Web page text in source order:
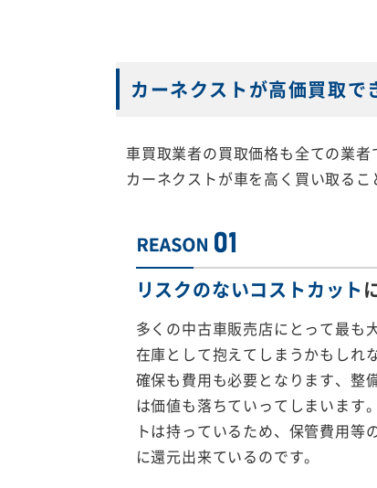
カーネクストが高価買取で
車買取業者の買取価格も全ての業
カーネクストが車を高く買い取る
リスクのないコストカット
多くの中古車販売店にとって最も
在庫として抱えてしまうかもしれ
確保も費用も必要となります、整
は価値も落ちていってしまいます
トは持っているため、保管費用
に還元出来ているのです。